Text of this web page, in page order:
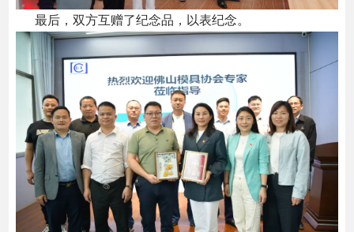
最后，双方互赠了纪念品，以表纪念。